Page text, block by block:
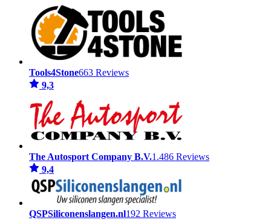
Tools4Stone663 Reviews
9,3
The Autosport Company B.V.1.486 Reviews
9,4
QSPSiliconenslangen.nl192 Reviews